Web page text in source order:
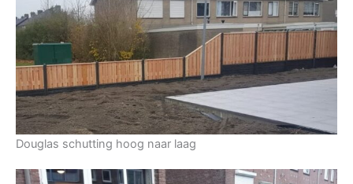
Douglas schutting hoog naar laag